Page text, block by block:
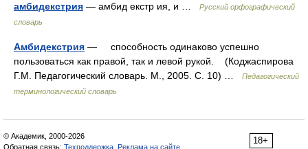
амбидекстрия — амбид екстр ия, и …
Русский орфографический
словарь
Амбидекстрия — способность одинаково успешно
пользоваться как правой, так и левой рукой. (Коджаспирова
Г.М. Педагогический словарь. М., 2005. С. 10) …
Педагогический
терминологический словарь
18+
© Академик, 2000-2026
Обратная связь: Техподдержка Реклама на сайте